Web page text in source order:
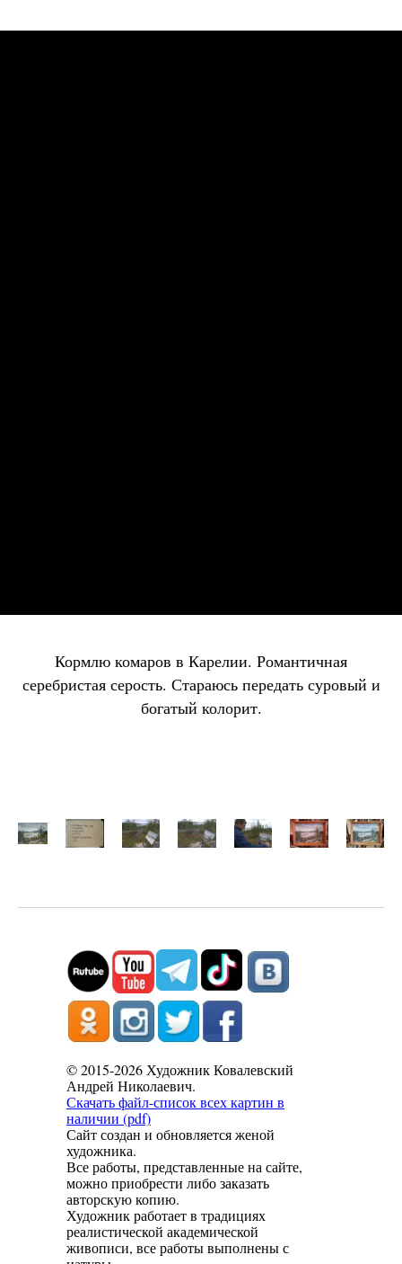
Кормлю комаров в Карелии. Романтичная
серебристая серость. Стараюсь передать суровый и
богатый колорит.
© 2015-2026 Художник Ковалевский
Андрей Николаевич.
Скачать файл-список всех картин в
наличии (pdf)
Сайт создан и обновляется женой
художника.
Все работы, представленные на сайте,
можно приобрести либо заказать
авторскую копию.
Художник работает в традициях
реалистической академической
живописи, все работы выполнены с